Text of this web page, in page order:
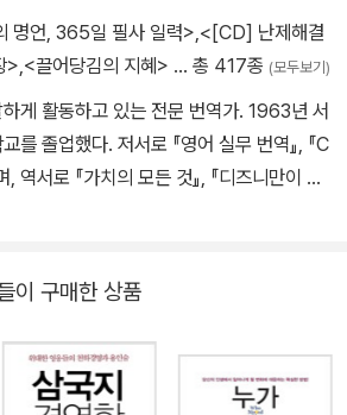
설팅 기업인 스펜서 존슨 파트너스(Spenc
회장으로 활동하면서 조직의 변화와 개인
향년 78세의 나이로 별세했다.
명언, 365일 필사 일력>,<[CD] 난제해결
>,<끌어당김의 지혜> … 총 417종 (모두보기)
게 활동하고 있는 전문 번역가. 1963년 서
를 졸업했다. 저서로 『영어 실무 번역』, 『C
역서로 『가치의 모든 것』, 『디즈니만이 하
책』 등이 있다.
이 구매한 상품